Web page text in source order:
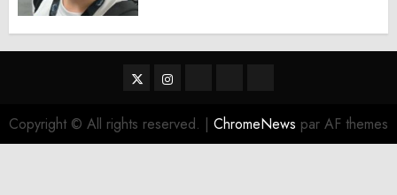
TwitterInstagram
Copyright © All rights reserved. | ChromeNews par AF themes